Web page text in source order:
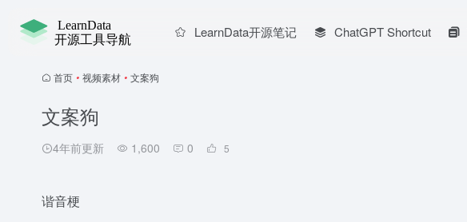
LearnData开源笔记 ChatGPT Shortcut
首页 • 视频素材 • 文案狗
文案狗
4年前更新 1,600 0 5
谐音梗